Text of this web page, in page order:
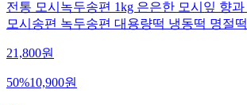
전통 모시녹두송편 1kg 은은한 모시잎 향
모시송편 녹두송편 대용량떡 냉동떡 명절
21,800원
50%10,900원